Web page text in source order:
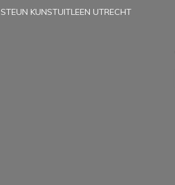
STEUN KUNSTUITLEEN UTRECHT